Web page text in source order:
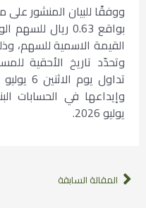
ووفقًا للبيان المنشور على
وتحدّد تاريخ الأحقية
يوليو 2026.
المقالة السابقة